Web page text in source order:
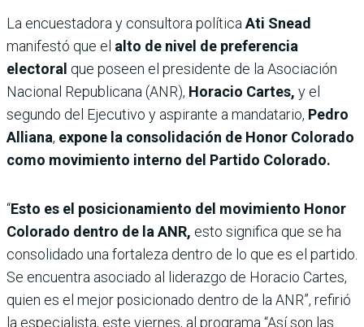
La encuestadora y consultora política Ati Snead
manifestó que el alto de nivel de preferencia
electoral que poseen el presidente de la Asociación
Nacional Republicana (ANR), Horacio Cartes, y el
segundo del Ejecutivo y aspirante a mandatario, Pedro
Alliana, expone la consolidación de Honor Colorado
como movimiento interno del Partido Colorado.
“Esto es el posicionamiento del movimiento Honor
Colorado dentro de la ANR, esto significa que se ha
consolidado una fortaleza dentro de lo que es el partido.
Se encuentra asociado al liderazgo de Horacio Cartes,
quien es el mejor posicionado dentro de la ANR”, refirió
la especialista, este viernes, al programa “Así son las